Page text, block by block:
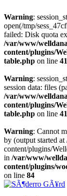
Warning:
open(/tmp/
failed: Disk quota
/var/www/
content/plugins/
table.php on line 41
Warning:
session data: files
/var/www/
content/plugins/
table.php on line 41
Warning: Cannot
by (output started
content/plugins/
in /var/www/
content/plugins/
on line 84